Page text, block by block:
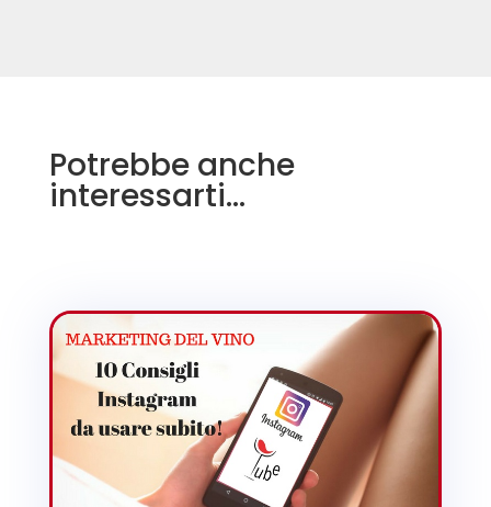
Potrebbe anche
interessarti…